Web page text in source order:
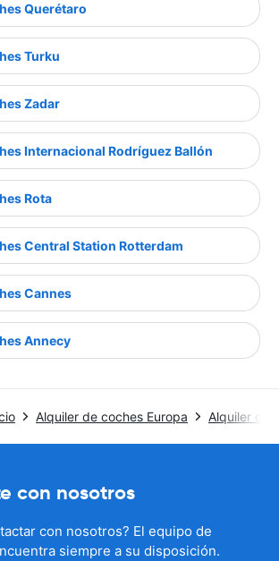
Querétaro
Turku
Zadar
Internacional Rodríguez Ballón
Rota
Central Station Rotterdam
Cannes
Annecy
Alquiler de coches Europa Alquiler de
con nosotros
con nosotros? El equipo de
siempre a su disposición.